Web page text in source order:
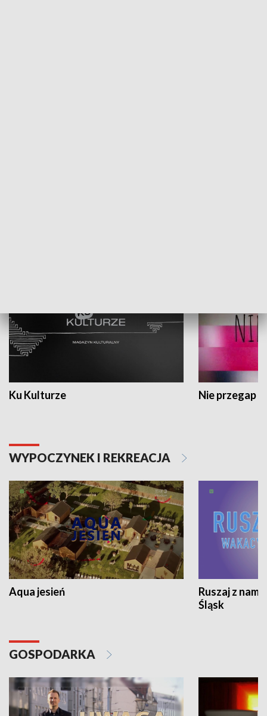
Ku Kulturze Nie przegap
WYPOCZYNEK I REKREACJA
Aqua jesień
Ruszaj z
Śląsk
GOSPODARKA